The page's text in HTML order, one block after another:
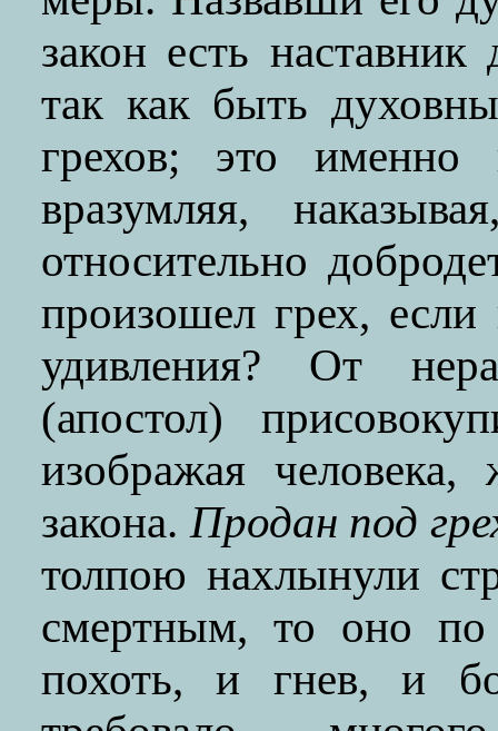
закон есть
так как быть
грехов; это именно
вразумляя,
относительно
произошел грех,
удивления? От
(апостол)
изображая
закона.Продан под
толпою нахлынули
смертным, то оно по
похоть, и гнев, и